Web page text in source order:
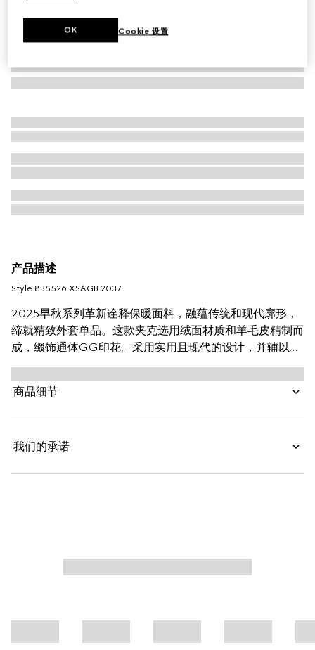
产品描述
Style ‎835526 XSAGB 2037
2025早秋系列革新诠释保暖面料，融蕴传统和现代廓形，
缔就精致外套单品。这款夹克选用绒面材质和羊毛皮精制而
成，缀饰通体GG印花。采用实用且现代的设计，并辅以同
色调皮革滚边，整体造型更臻完善。
商品细节
我们的承诺
Cookie 设置
OK